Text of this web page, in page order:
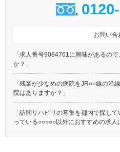
お問い合
「求人番号9084761に興味があるの
か？」
「残業が少なめの病院をJR○○線の沿
院はありますか？」
「訪問リハビリの募集を都内で探し
っている○○○○○以外におすすめの求人